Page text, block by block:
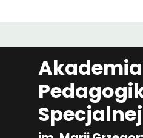
Akademia
Specjalnej